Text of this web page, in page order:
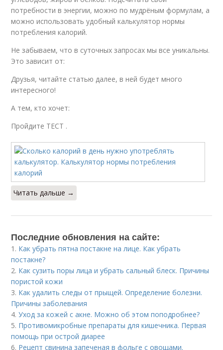
потребности в энергии, можно по мудрёным формулам, а
можно использовать удобный калькулятор нормы
потребления калорий.
Не забываем, что в суточных запросах мы все уникальны.
Это зависит от:
Друзья, читайте статью далее, в ней будет много
интересного!
А тем, кто хочет:
Пройдите ТЕСТ .
Читать дальше →
Последние обновления на сайте:
1. Как убрать пятна постакне на лице. Как убрать
постакне?
2. Как сузить поры лица и убрать сальный блеск. Причины
пористой кожи
3. Как удалить следы от прыщей. Определение болезни.
Причины заболевания
4.Уход за кожей с акне. Можно об этом поподробнее?
5. Противомикробные препараты для кишечника. Первая
помощь при острой диарее
6. Рецепт свинина запеченая в фольге с овощами.